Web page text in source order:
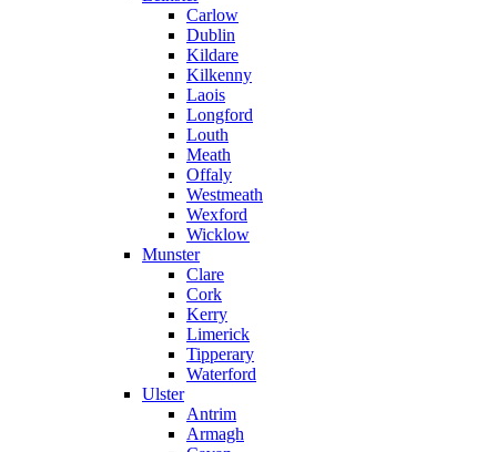
Carlow
Dublin
Kildare
Kilkenny
Laois
Longford
Louth
Meath
Offaly
Westmeath
Wexford
Wicklow
Munster
Clare
Cork
Kerry
Limerick
Tipperary
Waterford
Ulster
Antrim
Armagh